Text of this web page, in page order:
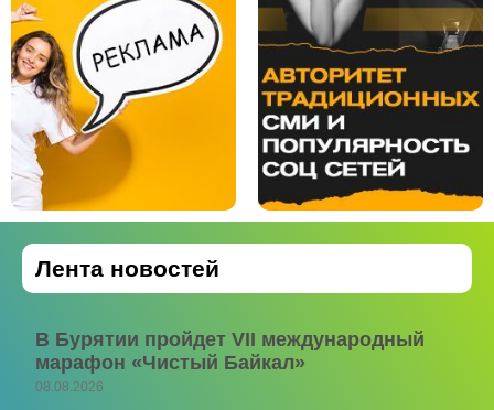
Лента новостей
В Бурятии пройдет VII международный
марафон «Чистый Байкал»
08.08.2026